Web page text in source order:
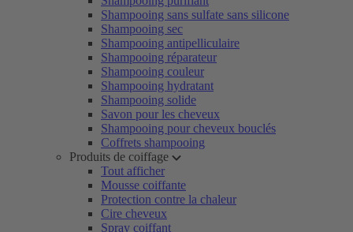
Shampooing sans sulfate sans silicone
Shampooing sec
Shampooing antipelliculaire
Shampooing réparateur
Shampooing couleur
Shampooing hydratant
Shampooing solide
Savon pour les cheveux
Shampooing pour cheveux bouclés
Coffrets shampooing
Produits de coiffage
Tout afficher
Mousse coiffante
Protection contre la chaleur
Cire cheveux
Spray coiffant